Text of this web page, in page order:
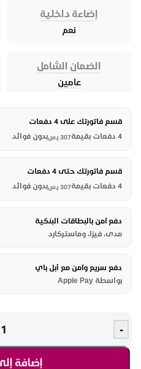
إضاءة داخلية
نعم
الضمان الشامل
عامين
قسم فاتورتك على 4 دفعات
4 دفعات بقيمة
307 ر.سبدون فوائد
قسم فاتورتك حتى 4 دفعات
4 دفعات بقيمة
307 ر.سبدون فوائد
دفع آمن بالبطاقات البنكية
مدى، فيزا، وماستركارد
دفع سريع وآمن مع أبل باي
بواسطة Apple Pay
-
إضافة